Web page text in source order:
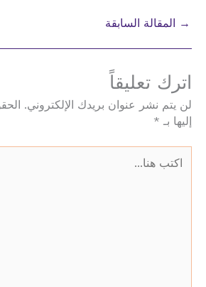
→ المقالة السابقة
اترك تعليقاً
لن يتم نشر عنوان بريدك الإلكتروني.
إليها بـ *
هنا...